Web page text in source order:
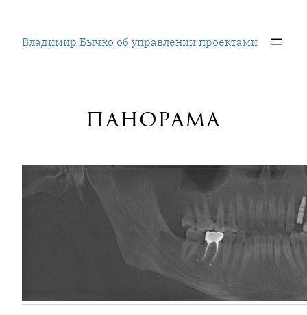
содержимому
Владимир Бычко об управлении проектами
панорама